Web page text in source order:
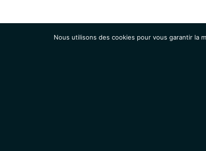
Nous utilisons des cookies pour vous garantir la